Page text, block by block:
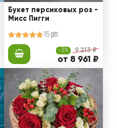
Букет персиковых роз -
Мисс Пигги
15
-3% 9 213 ₽
от 8 961 ₽